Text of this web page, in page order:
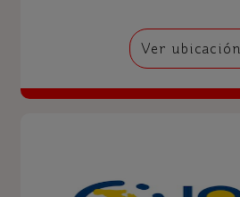
Ver ubicación